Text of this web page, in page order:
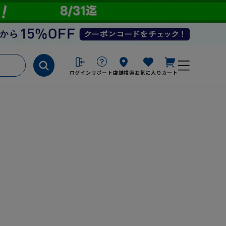
ログイン サポート店舗検索お気に入り カート